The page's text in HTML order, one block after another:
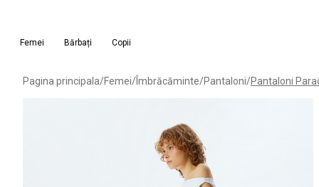
Femei Bărbați Copii
Pagina principala/Femei/Îmbrăcăminte/Pantaloni/Pantaloni